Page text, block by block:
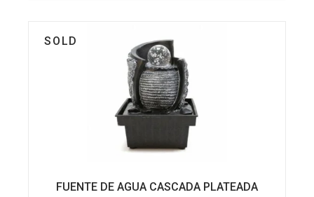
SOLD
FUENTE DE AGUA CASCADA PLATEADA